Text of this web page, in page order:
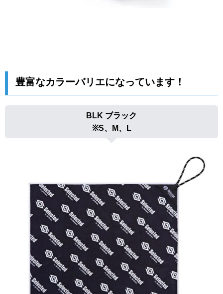
豊富なカラーバリエになっています！
BLK ブラック
※S、M、L